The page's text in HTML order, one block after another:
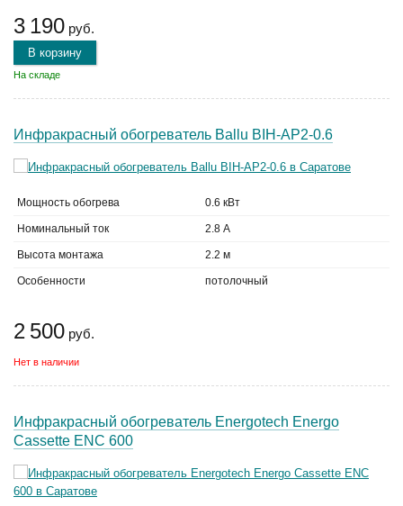
3 190 руб.
В корзину
На складе
Инфракрасный обогреватель Ballu BIH-AP2-0.6
Мощность обогрева 0.6 кВт
Номинальный ток 2.8 А
Высота монтажа 2.2 м
Особенности потолочный
2 500 руб.
Нет в наличии
Инфракрасный обогреватель Energotech Energo
Cassette ENC 600